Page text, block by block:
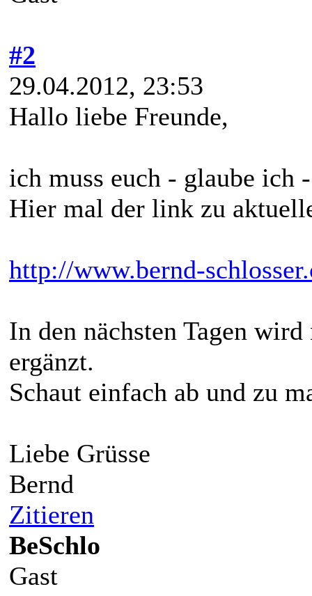
#2
29.04.2012, 23:53
Hallo liebe Freunde,
ich muss euch - glaube ich
Hier mal der link zu
http://www.bernd-
In den nächsten Tagen
ergänzt.
Schaut einfach ab und zu
Liebe Grüsse
Bernd
Zitieren
BeSchlo
Gast